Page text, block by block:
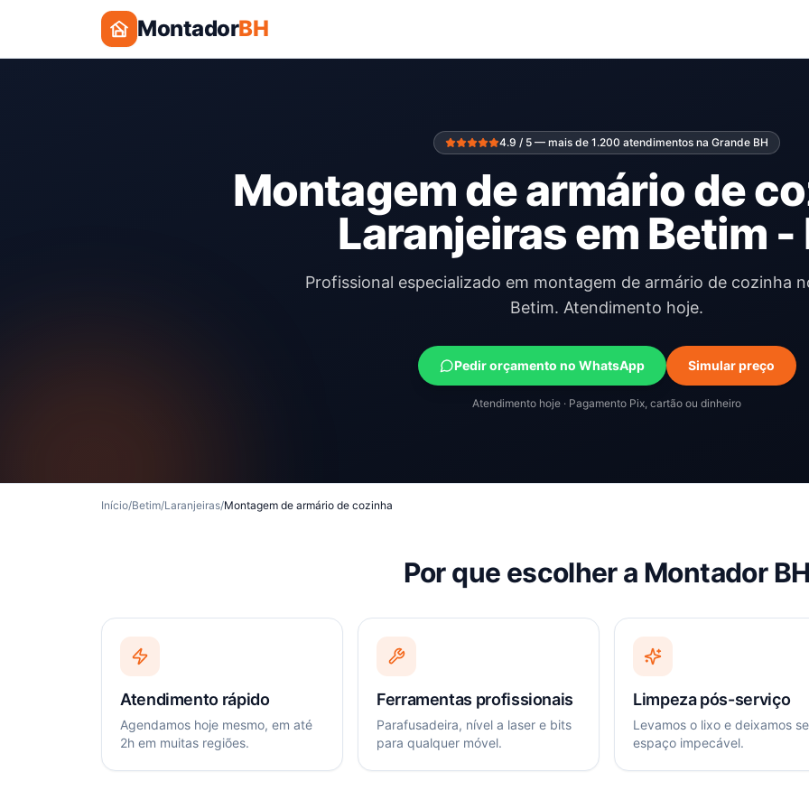
MontadorBH
4.9 / 5 — mais de 1.200 atendimentos na Grande BH
Montagem de armário de
Laranjeiras em Betim -
Profissional especializado em montagem de armário de cozinha
Betim. Atendimento hoje.
Pedir orçamento no WhatsApp Simular preço
Atendimento hoje · Pagamento Pix, cartão ou dinheiro
Início/Betim/Laranjeiras/Montagem de armário de cozinha
Por que escolher a Montador
Atendimento rápido
Agendamos hoje mesmo, em até
2h em muitas regiões.
Ferramentas profissionais
Parafusadeira, nível a laser e bits
para qualquer móvel.
Limpeza pós-serviço
Levamos o lixo e deixamos
espaço impecável.